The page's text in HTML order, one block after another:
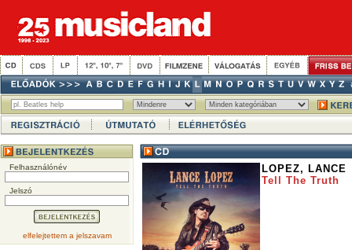
Felhasználónév
Jelszó
elfelejtettem a jelszavam
LOPEZ, LANCE
Tell The Truth